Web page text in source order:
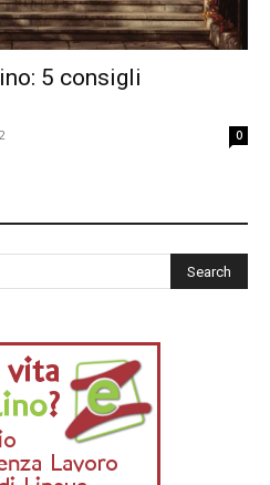
5 consigli
0